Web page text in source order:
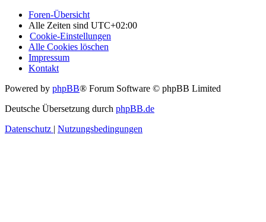
Foren-Übersicht
Alle Zeiten sind UTC+02:00
Cookie-Einstellungen
Alle Cookies löschen
Impressum
Kontakt
Powered by phpBB® Forum Software © phpBB Limited
Deutsche Übersetzung durch phpBB.de
Datenschutz | Nutzungsbedingungen